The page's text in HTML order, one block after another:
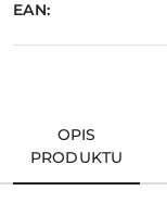
EAN:
OPIS
PRODUKTU